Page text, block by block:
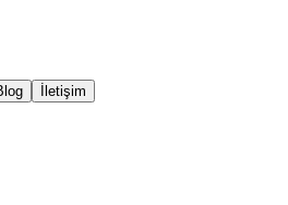
İletişim